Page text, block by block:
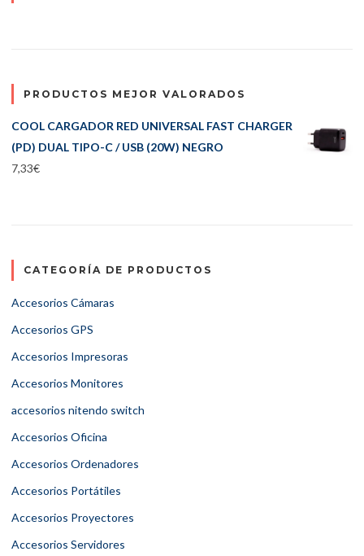
PRODUCTOS MEJOR VALORADOS
COOL CARGADOR RED UNIVERSAL FAST CHARGER
(PD) DUAL TIPO-C / USB (20W) NEGRO
7,33€
CATEGORÍA DE PRODUCTOS
Accesorios Cámaras
Accesorios GPS
Accesorios Impresoras
Accesorios Monitores
accesorios nitendo switch
Accesorios Oficina
Accesorios Ordenadores
Accesorios Portátiles
Accesorios Proyectores
Accesorios Servidores